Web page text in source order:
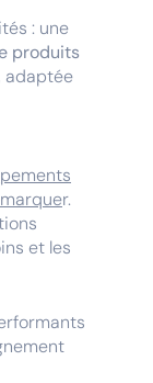
: une
produits
adaptée
r.
et les